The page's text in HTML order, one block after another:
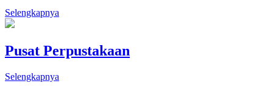
Selengkapnya
Pusat Perpustakaan
Selengkapnya